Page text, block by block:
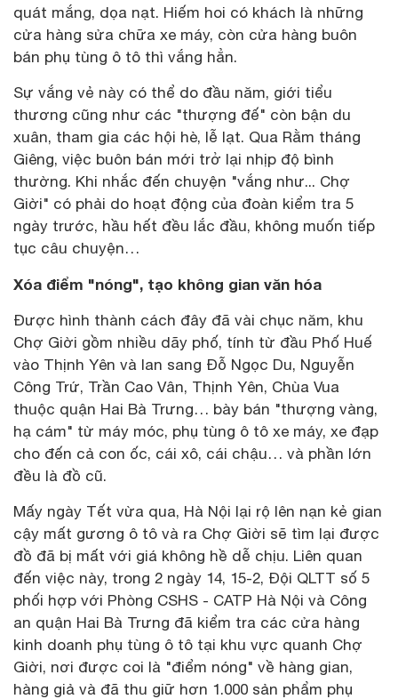
quát mắng, dọa nạt. Hiếm hoi có khách là những
cửa hàng sửa chữa xe máy, còn cửa hàng buôn
bán phụ tùng ô tô thì vắng hẳn.
Sự vắng vẻ này có thể do đầu năm, giới tiểu
thương cũng như các "thượng đế" còn bận du
xuân, tham gia các hội hè, lễ lạt. Qua Rằm tháng
Giêng, việc buôn bán mới trở lại nhịp độ bình
thường. Khi nhắc đến chuyện "vắng như... Chợ
Giời" có phải do hoạt động của đoàn kiểm tra 5
ngày trước, hầu hết đều lắc đầu, không muốn tiếp
tục câu chuyện…
Xóa điểm "nóng", tạo không gian văn hóa
Được hình thành cách đây đã vài chục năm, khu
Chợ Giời gồm nhiều dãy phố, tính từ đầu Phố Huế
vào Thịnh Yên và lan sang Đỗ Ngọc Du, Nguyễn
Công Trứ, Trần Cao Vân, Thịnh Yên, Chùa Vua
thuộc quận Hai Bà Trưng… bày bán "thượng vàng,
hạ cám" từ máy móc, phụ tùng ô tô xe máy, xe đạp
cho đến cả con ốc, cái xô, cái chậu… và phần lớn
đều là đồ cũ.
Mấy ngày Tết vừa qua, Hà Nội lại rộ lên nạn kẻ gian
cậy mất gương ô tô và ra Chợ Giời sẽ tìm lại được
đồ đã bị mất với giá không hề dễ chịu. Liên quan
đến việc này, trong 2 ngày 14, 15-2, Đội QLTT số 5
phối hợp với Phòng CSHS - CATP Hà Nội và Công
an quận Hai Bà Trưng đã kiểm tra các cửa hàng
kinh doanh phụ tùng ô tô tại khu vực quanh Chợ
Giời, nơi được coi là "điểm nóng" về hàng gian,
hàng giả và đã thu giữ hơn 1.000 sản phẩm phụ